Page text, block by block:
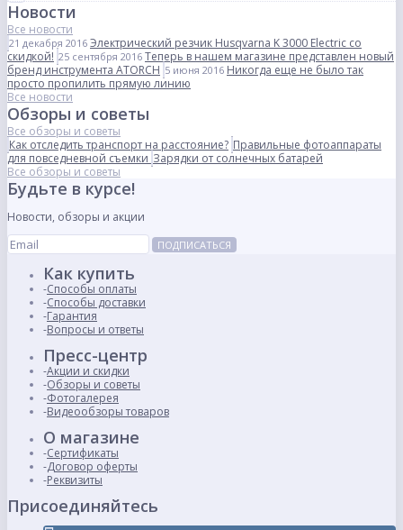
Новости
Все новости
21 декабря 2016 Электрический резчик Husqvarna K 3000 Electric со
скидкой! 25 сентября 2016 Теперь в нашем магазине представлен новый
бренд инструмента ATORCH 5 июня 2016 Никогда еще не было так
просто пропилить прямую линию
Все новости
Обзоры и советы
Все обзоры и советы
Как отследить транспорт на расстояние? Правильные фотоаппараты
для повседневной съемки Зарядки от солнечных батарей
Все обзоры и советы
Будьте в курсе!
Новости, обзоры и акции
ПОДПИСАТЬСЯ
Как купить
Способы оплаты
Способы доставки
Гарантия
Вопросы и ответы
Пресс-центр
Акции и скидки
Обзоры и советы
Фотогалерея
Видеообзоры товаров
О магазине
Сертификаты
Договор оферты
Реквизиты
Присоединяйтесь